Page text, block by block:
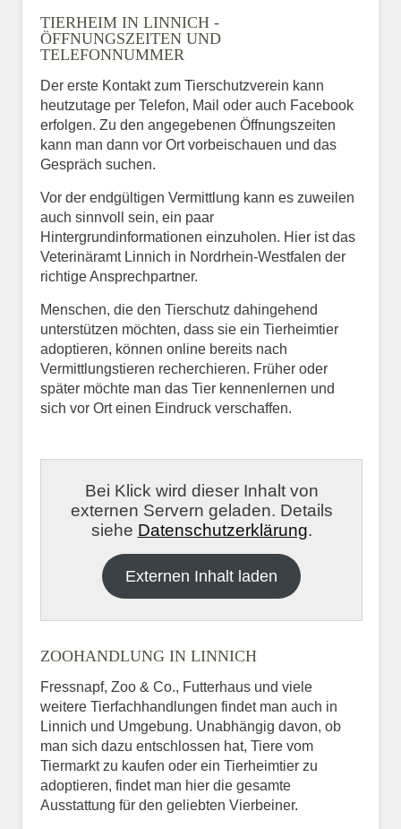
TIERHEIM IN LINNICH -
ÖFFNUNGSZEITEN UND
TELEFONNUMMER
Der erste Kontakt zum Tierschutzverein kann
heutzutage per Telefon, Mail oder auch Facebook
erfolgen. Zu den angegebenen Öffnungszeiten
kann man dann vor Ort vorbeischauen und das
Gespräch suchen.
Vor der endgültigen Vermittlung kann es zuweilen
auch sinnvoll sein, ein paar
Hintergrundinformationen einzuholen. Hier ist das
Veterinäramt Linnich in Nordrhein-Westfalen der
richtige Ansprechpartner.
Menschen, die den Tierschutz dahingehend
unterstützen möchten, dass sie ein Tierheimtier
adoptieren, können online bereits nach
Vermittlungstieren recherchieren. Früher oder
später möchte man das Tier kennenlernen und
sich vor Ort einen Eindruck verschaffen.
Bei Klick wird dieser Inhalt von
externen Servern geladen. Details
siehe Datenschutzerklärung.
Externen Inhalt laden
ZOOHANDLUNG IN LINNICH
Fressnapf, Zoo & Co., Futterhaus und viele
weitere Tierfachhandlungen findet man auch in
Linnich und Umgebung. Unabhängig davon, ob
man sich dazu entschlossen hat, Tiere vom
Tiermarkt zu kaufen oder ein Tierheimtier zu
adoptieren, findet man hier die gesamte
Ausstattung für den geliebten Vierbeiner.